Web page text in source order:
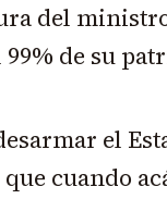
del
de su
el
cuando